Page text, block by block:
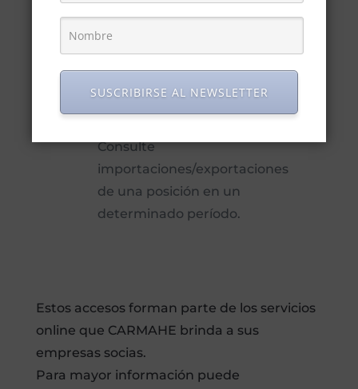
arancelarias.
Consultas Tesys
Consulte
importaciones/exportaciones
de una posición en un
determinado período.
Estos accesos forman parte de los servicios
online que CARMAHE brinda a sus
empresas socias.
Para mayor información puede
SUSCRIBIRSE AL NEWSLETTER